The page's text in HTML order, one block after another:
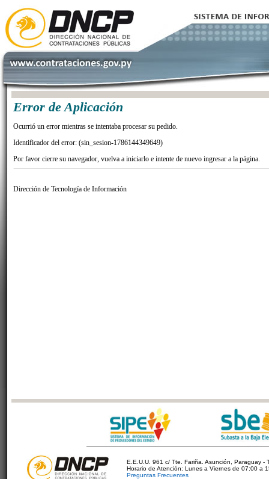
Error de Aplicación
Ocurrió un error mientras se intentaba procesar su pedido.
Identificador del error: (sin_sesion-1786144349649)
Por favor cierre su navegador, vuelva a iniciarlo e intente de nuevo ingresar a la página.
Dirección de Tecnología de Información
E.E.U.U. 961 c/ Tte. Fariña. Asunción, Paraguay -
Horario de Atención: Lunes a Viernes de 07:00 a
Preguntas Frecuentes